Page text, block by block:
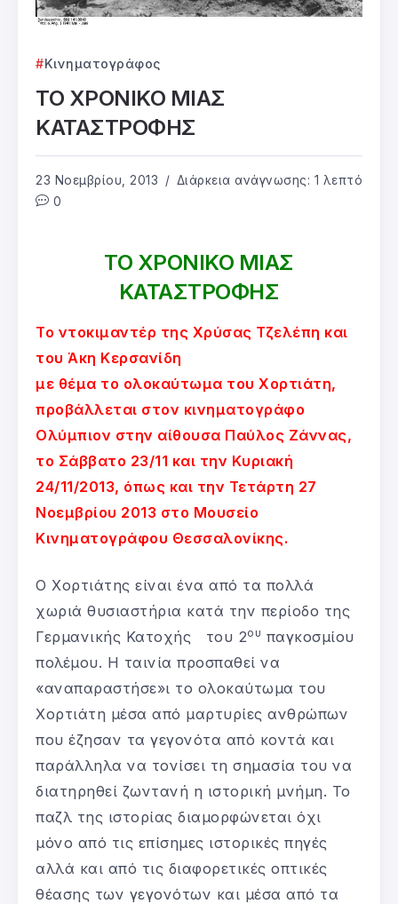
Κινηματογράφος
ΤΟ ΧΡΟΝΙΚΟ ΜΙΑΣ
ΚΑΤΑΣΤΡΟΦΗΣ
23 Νοεμβρίου, 2013
Διάρκεια ανάγνωσης: 1 λεπτό
0
ΤΟ ΧΡΟΝΙΚΟ ΜΙΑΣ
ΚΑΤΑΣΤΡΟΦΗΣ
Το ντοκιμαντέρ της Χρύσας Τζελέπη και
του Άκη Κερσανίδη
με θέμα το ολοκαύτωμα του Χορτιάτη,
προβάλλεται στον κινηματογράφο
Ολύμπιον στην αίθουσα Παύλος Ζάννας,
το Σάββατο 23/11 και την Κυριακή
24/11/2013, όπως και την Τετάρτη 27
Νοεμβρίου 2013 στο Μουσείο
Κινηματογράφου Θεσσαλονίκης.
Ο Χορτιάτης είναι ένα από τα πολλά
χωριά θυσιαστήρια κατά την περίοδο της
Γερμανικής Κατοχής του 2ου παγκοσμίου
πολέμου. Η ταινία προσπαθεί να
«αναπαραστήσε»ι το ολοκαύτωμα του
Χορτιάτη μέσα από μαρτυρίες ανθρώπων
που έζησαν τα γεγονότα από κοντά και
παράλληλα να τονίσει τη σημασία του να
διατηρηθεί ζωντανή η ιστορική μνήμη. Το
παζλ της ιστορίας διαμορφώνεται όχι
μόνο από τις επίσημες ιστορικές πηγές
αλλά και από τις διαφορετικές οπτικές
θέασης των γεγονότων και μέσα από τα